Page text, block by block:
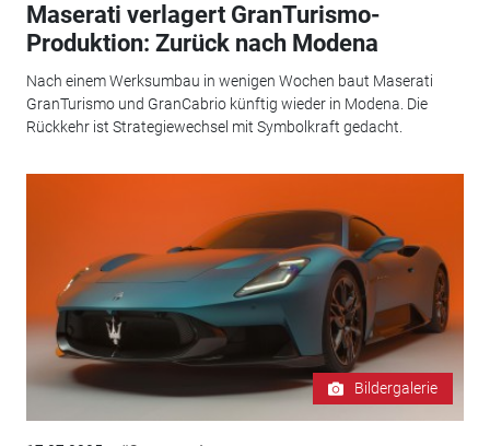
Maserati verlagert GranTurismo-
Produktion: Zurück nach Modena
Nach einem Werksumbau in wenigen Wochen baut Maserati
GranTurismo und GranCabrio künftig wieder in Modena. Die
Rückkehr ist Strategiewechsel mit Symbolkraft gedacht.
Bildergalerie